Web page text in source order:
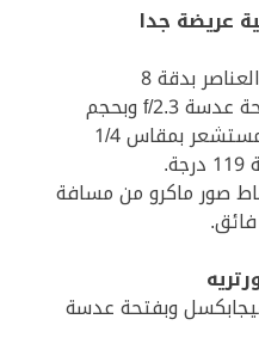
عريضة جدا
كاميرا خماسية العناصر بدقة 8
ميجابكسل، بفتحة عدسة f/2.3 وبحجم
15.7 ميليمتر ومستشعر بمقاس 1/4
صور ماكرو من مسافة
بدقة 2 ميجابكسل وبفتحة عدسة